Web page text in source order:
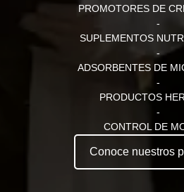
PROMOTORES DE
-
SUPLEMENTOS
-
ADSORBENTES DE
-
PRODUCTOS
-
CONTROL DE
Conoce nuestros